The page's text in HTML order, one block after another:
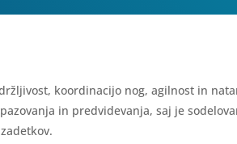
koordinacijo nog, agilnost in
in predvidevanja, saj je